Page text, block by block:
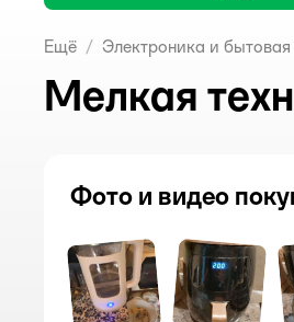
Ещё Электроника и бытовая
Мелкая
Фото и видео